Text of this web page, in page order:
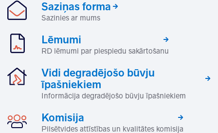
Saziņas forma
Sazinies ar mums
Lēmumi
RD lēmumi par piespiedu sakārtošanu
Vidi degradējošo būvju
īpašniekiem
Informācija degradējošo būvju īpašniekiem
Komisija
Pilsētvides attīstības un kvalitātes komisija